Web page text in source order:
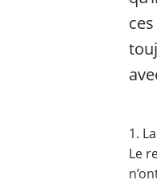
1.
Le